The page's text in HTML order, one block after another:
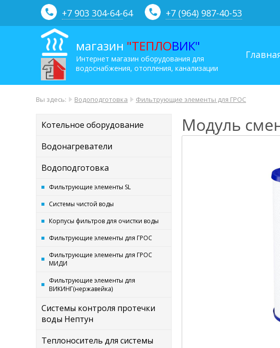
+7 903 304-64-64 +7 (964) 987-40-53
магазин "ТЕПЛОВИК"
Интернет магазин оборудования для
водоснабжения, отопления, канализации
Вы здесь: Водоподготовка Фильтрующие элементы для ГРОС
Котельное оборудование
Водонагреватели
Водоподготовка
Фильтрующие элементы SL
Системы чистой воды
Корпусы фильтров для очистки воды
Фильтрующие элементы для ГРОС
Фильтрующие элементы для ГРОС
МИДИ
Фильтрующие элементы для
ВИКИНГ(нержавейка)
Системы контроля протечки
воды Нептун
Теплоноситель для системы
Модуль